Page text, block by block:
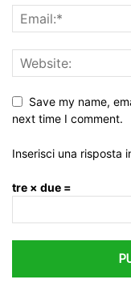
Save my name,
next time I comment.
Inserisci una risposta
tre × due =